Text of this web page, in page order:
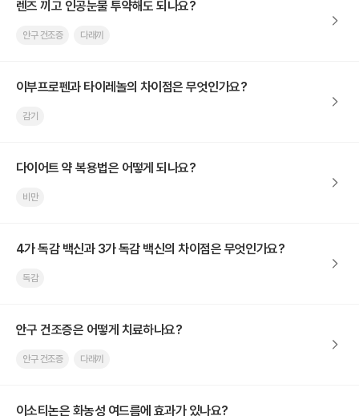
렌즈 끼고 인공눈물 투약해도 되나요?
안구 건조증 다래끼
이부프로펜과 타이레놀의 차이점은 무엇인가요?
감기
다이어트 약 복용법은 어떻게 되나요?
비만
4가 독감 백신과 3가 독감 백신의 차이점은 무엇인가요?
독감
안구 건조증은 어떻게 치료하나요?
안구 건조증 다래끼
이소티논은 화농성 여드름에 효과가 있나요?